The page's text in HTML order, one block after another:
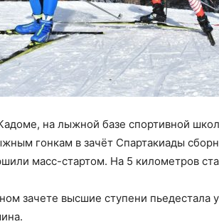
на лыжной базе спортивной
гонкам в зачёт Спартакиады
масс-стартом. На 5 километров
зачете высшие ступени пьедестала